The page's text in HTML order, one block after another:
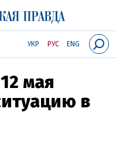
УКР РУС ENG
мая
в